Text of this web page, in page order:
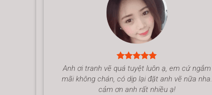
Anh ơi tranh vẽ quá tuyệt luôn ạ, em cứ ngắm
mãi không chán, có dịp lại đặt anh vẽ nữa nha.
cảm ơn anh rất nhiều ạ!